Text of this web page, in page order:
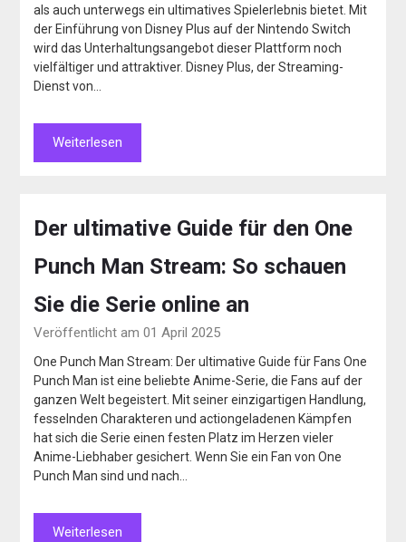
als auch unterwegs ein ultimatives Spielerlebnis bietet. Mit
der Einführung von Disney Plus auf der Nintendo Switch
wird das Unterhaltungsangebot dieser Plattform noch
vielfältiger und attraktiver. Disney Plus, der Streaming-
Dienst von…
Weiterlesen
Der ultimative Guide für den One
Punch Man Stream: So schauen
Sie die Serie online an
Veröffentlicht am 01 April 2025
One Punch Man Stream: Der ultimative Guide für Fans One
Punch Man ist eine beliebte Anime-Serie, die Fans auf der
ganzen Welt begeistert. Mit seiner einzigartigen Handlung,
fesselnden Charakteren und actiongeladenen Kämpfen
hat sich die Serie einen festen Platz im Herzen vieler
Anime-Liebhaber gesichert. Wenn Sie ein Fan von One
Punch Man sind und nach…
Weiterlesen